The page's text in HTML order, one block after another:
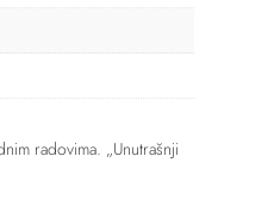
radovima. „Unutrašnji